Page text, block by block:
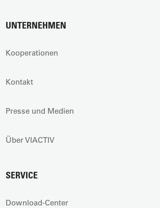
UNTERNEHMEN
Kooperationen
Kontakt
Presse und Medien
Über VIACTIV
SERVICE
Download-Center